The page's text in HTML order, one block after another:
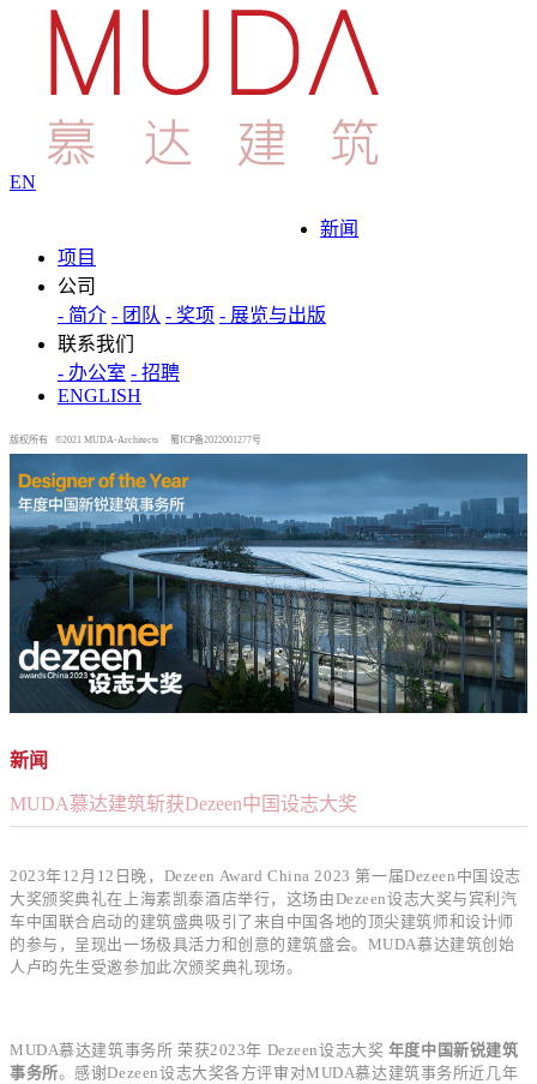
EN
新闻
项目
公司
- 简介 - 团队 - 奖项 - 展览与出版
联系我们
- 办公室 - 招聘
ENGLISH
版权所有 ©2021 MUDA-Architects 蜀ICP备2022001277号
新闻
MUDA慕达建筑斩获Dezeen中国设志大奖
2023年12月12日晚，Dezeen Award China 2023 第一届Dezeen中国设志
大奖颁奖典礼在上海素凯泰酒店举行，这场由Dezeen设志大奖与宾利汽
车中国联合启动的建筑盛典吸引了来自中国各地的顶尖建筑师和设计师
的参与，呈现出一场极具活力和创意的建筑盛会。MUDA慕达建筑创始
人卢昀先生受邀参加此次颁奖典礼现场。
MUDA慕达建筑事务所 荣获2023年 Dezeen设志大奖 年度中国新锐建筑
事务所。感谢Dezeen设志大奖各方评审对MUDA慕达建筑事务所近几年